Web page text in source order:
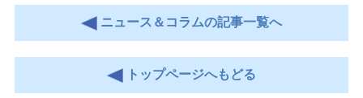
ニュース＆コラムの記事一覧へ
トップページへもどる